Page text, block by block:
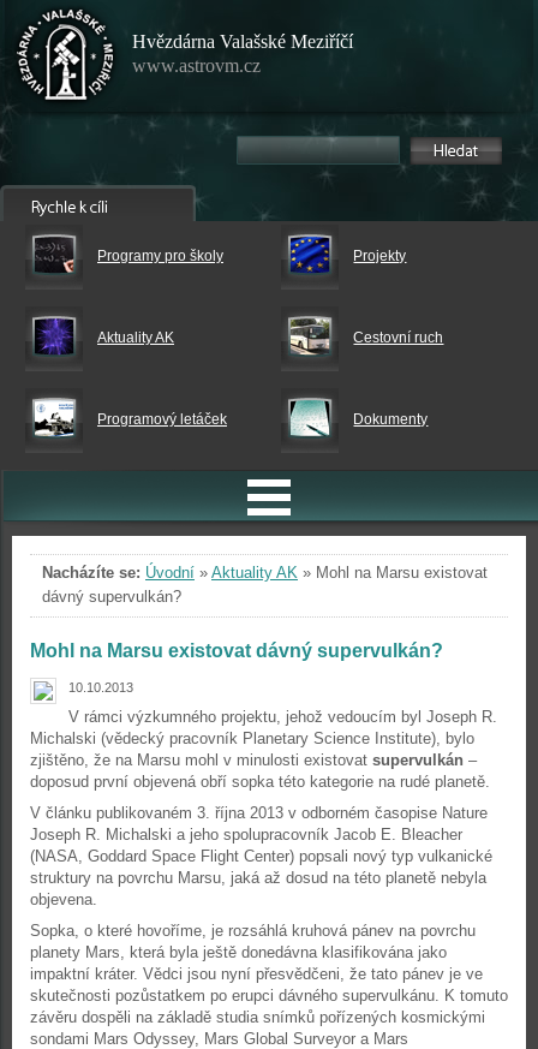
Hvězdárna Valašské Meziříčí
www.astrovm.cz
Programy pro školy Projekty
Aktuality AK Cestovní ruch
Programový letáček Dokumenty
Nacházíte se: Úvodní » Aktuality AK » Mohl na Marsu existovat
dávný supervulkán?
Mohl na Marsu existovat dávný supervulkán?
10.10.2013
V rámci výzkumného projektu, jehož vedoucím byl Joseph R.
Michalski (vědecký pracovník Planetary Science Institute), bylo
zjištěno, že na Marsu mohl v minulosti existovat supervulkán –
doposud první objevená obří sopka této kategorie na rudé planetě.
V článku publikovaném 3. října 2013 v odborném časopise Nature
Joseph R. Michalski a jeho spolupracovník Jacob E. Bleacher
(NASA, Goddard Space Flight Center) popsali nový typ vulkanické
struktury na povrchu Marsu, jaká až dosud na této planetě nebyla
objevena.
Sopka, o které hovoříme, je rozsáhlá kruhová pánev na povrchu
planety Mars, která byla ještě donedávna klasifikována jako
impaktní kráter. Vědci jsou nyní přesvědčeni, že tato pánev je ve
skutečnosti pozůstatkem po erupci dávného supervulkánu. K tomuto
závěru dospěli na základě studia snímků pořízených kosmickými
sondami Mars Odyssey, Mars Global Surveyor a Mars